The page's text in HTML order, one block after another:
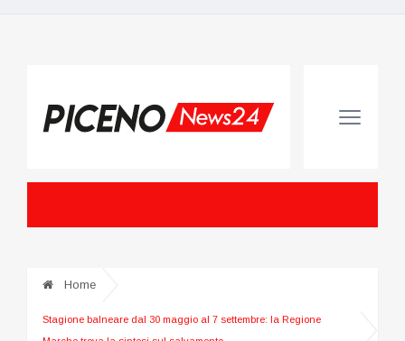
Home
Stagione balneare dal 30 maggio al 7 settembre: la Regione